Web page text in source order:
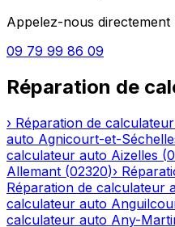
Appelez-nous
09 79 99 86 09
Réparation de
› Réparation de
auto Agnicourt-et-
calculateur auto Aizelles (
Allemant (02320)›
Réparation de calculateur
calculateur auto
calculateur auto Any-